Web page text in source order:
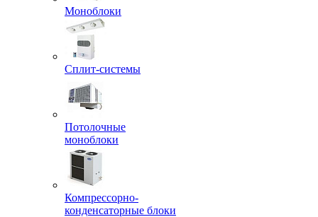
Моноблоки
Сплит-системы
Потолочные
моноблоки
Компрессорно-
конденсаторные блоки